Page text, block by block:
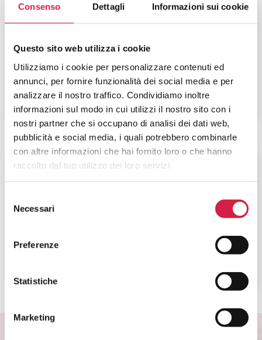
Consenso Dettagli Informazioni sui cookie
Questo sito web utilizza i cookie
Utilizziamo i cookie per personalizzare contenuti ed
annunci, per fornire funzionalità dei social media e per
analizzare il nostro traffico. Condividiamo inoltre
informazioni sul modo in cui utilizzi il nostro sito con i
nostri partner che si occupano di analisi dei dati web,
pubblicità e social media, i quali potrebbero combinarle
con altre informazioni che hai fornito loro o che hanno
raccolto dal tuo utilizzo dei loro servizi.
delNecessari
Preferenze
Statistiche
Marketing
Casa di Cura privata S. Giorgio Spa
Via Gemelli, 10
Friuli-Venezia Giulia -Pordenone
Oncologico di Aviano